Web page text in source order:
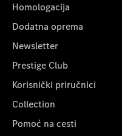
Homologacija
Dodatna oprema
Newsletter
Prestige Club
Korisnički priručnici
Collection
Pomoć na cesti